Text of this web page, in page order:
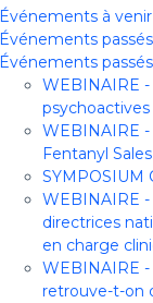
Événements à venir
Événements passés
Événements
WEBINAIRE
psychoactives
WEBINAIRE -
Fentanyl
SYMPOSIUM
WEBINAIRE
directrices
en charge
WEBINAIRE -
retrouve-t-on